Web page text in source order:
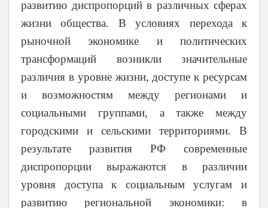
развитию диспропорций в различных сферах
жизни общества. В условиях перехода к
рыночной экономике и политических
трансформаций возникли значительные
различия в уровне жизни, доступе к ресурсам
и возможностям между регионами и
социальными группами, а также между
городскими и сельскими территориями. В
результате развития РФ современные
диспропорции выражаются в различии
уровня доступа к социальным услугам и
развитию региональной экономики: в